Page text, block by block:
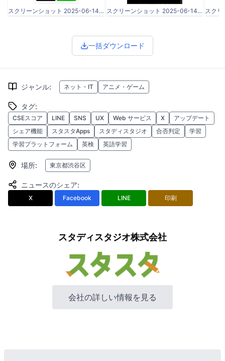
スクリーンショット 2025-06-14 19.39.37.png スクリーンショット 2025-06-14 19.40.10.png
一括ダウンロード
ジャンル: ネット・IT アニメ・ゲーム
タグ:
CSEスコア LINE SNS UX Web サービス X
アップデート
シェア機能
スタスタApps スタディスタジオ 合否判定
学習
学習プラットフォーム
英検 英語学習
場所: 東京都渋谷区
ニュースのシェア:
X Facebook LINE 印刷
スタディスタジオ株式会社
会社の詳しい情報を見る